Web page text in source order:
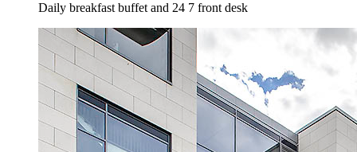
Daily breakfast buffet and 24 7 front desk